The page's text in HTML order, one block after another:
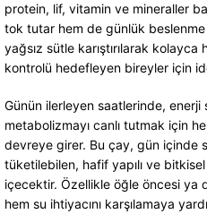
protein, lif, vitamin ve mineraller
tok tutar hem de günlük
yağsız sütle karıştırılarak
kontrolü hedefleyen bireyler için
Günün ilerleyen saatlerinde,
metabolizmayı canlı tutmak için
devreye girer. Bu çay, gün içinde
tüketilebilen, hafif yapılı ve
içecektir. Özellikle öğle öncesi ya
hem su ihtiyacını karşılamaya